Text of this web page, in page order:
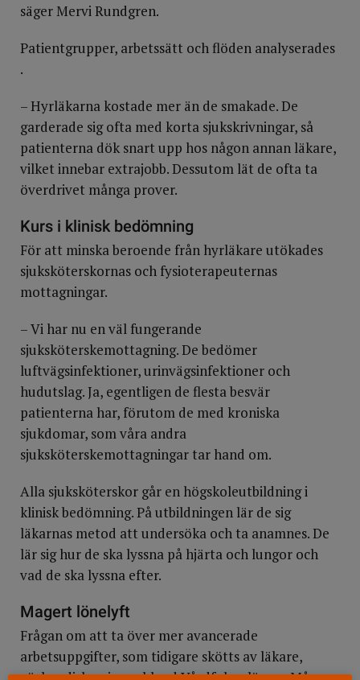
säger Mervi Rundgren.
Patientgrupper, arbetssätt och flöden analyserades
.
– Hyrläkarna kostade mer än de smakade. De
garderade sig ofta med korta sjukskrivningar, så
patienterna dök snart upp hos någon annan läkare,
vilket innebar extrajobb. Dessutom lät de ofta ta
överdrivet många prover.
Kurs i klinisk bedömning
För att minska beroende från hyrläkare utökades
sjuksköterskornas och fysioterapeuternas
mottagningar.
– Vi har nu en väl fungerande
sjuksköterskemottagning. De bedömer
luftvägsinfektioner, urinvägsinfektioner och
hudutslag. Ja, egentligen de flesta besvär
patienterna har, förutom de med kroniska
sjukdomar, som våra andra
sjuksköterskemottagningar tar hand om.
Alla sjuksköterskor går en högskoleutbildning i
klinisk bedömning. På utbildningen lär de sig
läkarnas metod att undersöka och ta anamnes. De
lär sig hur de ska lyssna på hjärta och lungor och
vad de ska lyssna efter.
Magert lönelyft
Frågan om att ta över mer avancerade
arbetsuppgifter, som tidigare skötts av läkare,